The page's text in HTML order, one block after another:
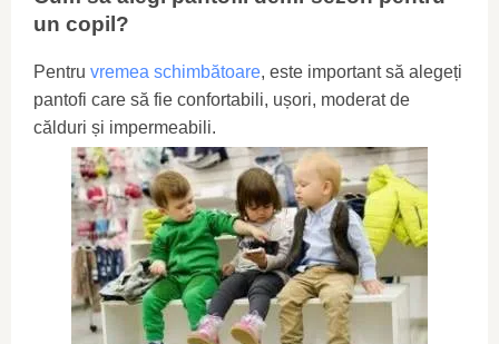
un copil?
Pentru vremea schimbătoare, este important să alegeți
pantofi care să fie confortabili, ușori, moderat de
călduri și impermeabili.